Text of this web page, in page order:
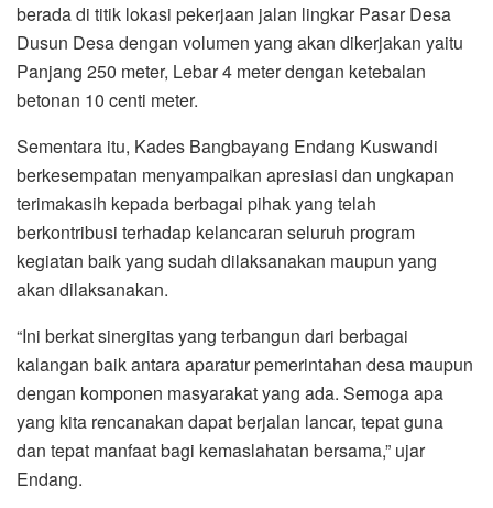
berada di titik lokasi pekerjaan jalan lingkar Pasar Desa
Dusun Desa dengan volumen yang akan dikerjakan yaitu
Panjang 250 meter, Lebar 4 meter dengan ketebalan
betonan 10 centi meter.
Sementara itu, Kades Bangbayang Endang Kuswandi
berkesempatan menyampaikan apresiasi dan ungkapan
terimakasih kepada berbagai pihak yang telah
berkontribusi terhadap kelancaran seluruh program
kegiatan baik yang sudah dilaksanakan maupun yang
akan dilaksanakan.
“Ini berkat sinergitas yang terbangun dari berbagai
kalangan baik antara aparatur pemerintahan desa maupun
dengan komponen masyarakat yang ada. Semoga apa
yang kita rencanakan dapat berjalan lancar, tepat guna
dan tepat manfaat bagi kemaslahatan bersama,” ujar
Endang.